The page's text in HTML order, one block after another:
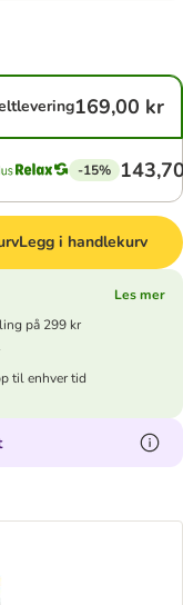
169,00 kr
-15%
Legg i handlekurv
Les mer
på 299 kr
til enhver tid